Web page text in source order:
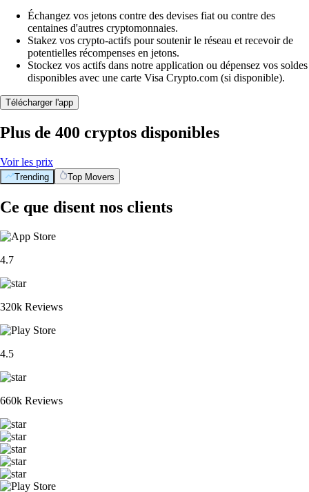
Échangez vos jetons contre des devises fiat ou contre des
centaines d'autres cryptomonnaies.
Stakez vos crypto-actifs pour soutenir le réseau et recevoir de
potentielles récompenses en jetons.
Stockez vos actifs dans notre application ou dépensez vos soldes
disponibles avec une carte Visa Crypto.com (si disponible).
Télécharger l'app
Plus de 400 cryptos disponibles
Voir les prix
Trending Top Movers
Ce que disent nos clients
4.7
320k Reviews
4.5
660k Reviews